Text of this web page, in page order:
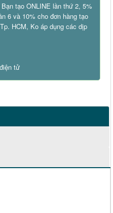
tạo ONLINE lần thứ 2, 5%
6 và 10% cho đơn hàng tạo
HCM, Ko áp dụng các dịp
tử